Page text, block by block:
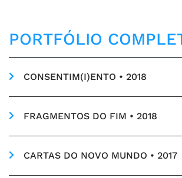
PORTFÓLIO
CONSENTIM(I)ENTO • 2018
FRAGMENTOS DO FIM • 2018
CARTAS DO NOVO MUNDO • 2017